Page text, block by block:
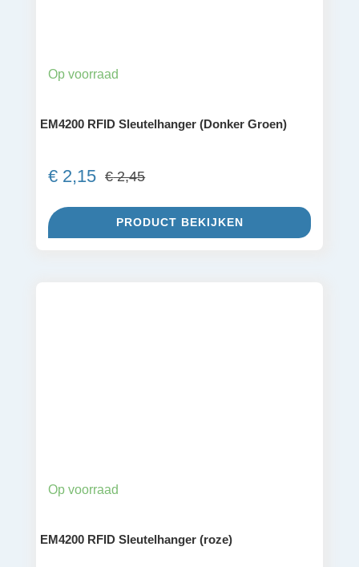
Op voorraad
EM4200 RFID Sleutelhanger (Donker Groen)
€2,45Oorspronkelijke
prijs
was:
€2,15
Huidige
prijs
is:
PRODUCT BEKIJKEN
Op voorraad
EM4200 RFID Sleutelhanger (roze)